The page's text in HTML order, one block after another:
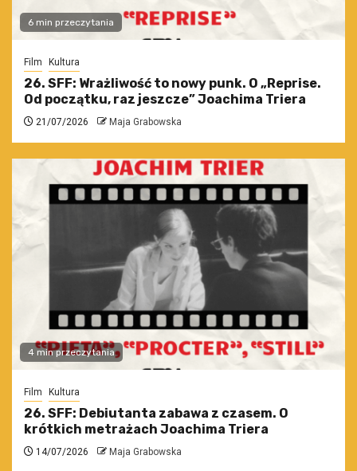
6 min przeczytania
Film Kultura
26. SFF: Wrażliwość to nowy punk. O „Reprise.
Od początku, raz jeszcze” Joachima Triera
21/07/2026 Maja Grabowska
4 min przeczytania
Film Kultura
26. SFF: Debiutanta zabawa z czasem. O
krótkich metrażach Joachima Triera
14/07/2026 Maja Grabowska